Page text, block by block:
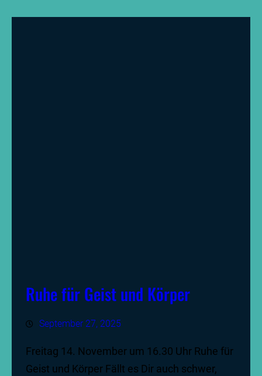
Ruhe für Geist und Körper
September 27, 2025
Freitag 14. November um 16.30 Uhr Ruhe für
Geist und Körper Fällt es Dir auch schwer,